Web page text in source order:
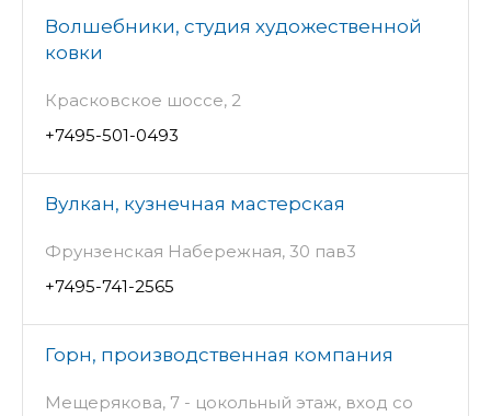
Волшебники, студия художественной
ковки
Красковское шоссе, 2
+7495-501-0493
Вулкан, кузнечная мастерская
Фрунзенская Набережная, 30 пав3
+7495-741-2565
Горн, производственная компания
Мещерякова, 7 - цокольный этаж, вход со